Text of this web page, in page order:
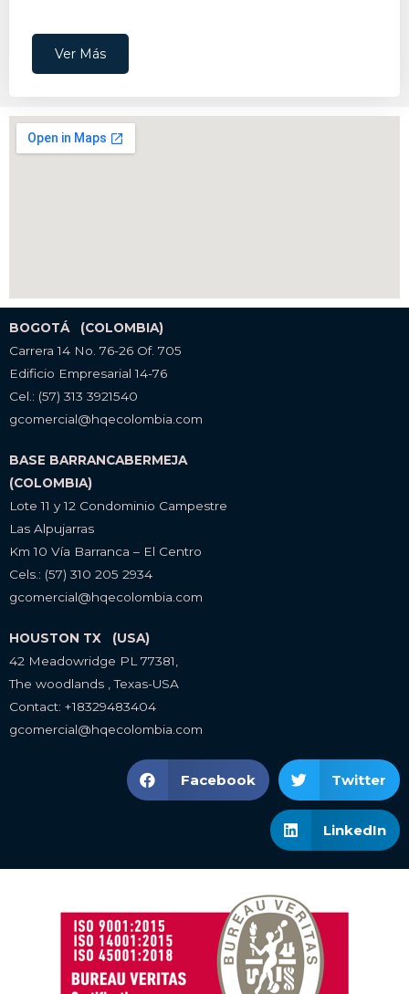
Ver Más
BOGOTÁ (COLOMBIA)
Carrera 14 No. 76-26 Of. 705
Edificio Empresarial 14-76
Cel.: (57) 313 3921540
gcomercial@hqecolombia.com
BASE BARRANCABERMEJA
(COLOMBIA)
Lote 11 y 12 Condominio Campestre
Las Alpujarras
Km 10 Vía Barranca – El Centro
Cels.: (57) 310 205 2934
gcomercial@hqecolombia.com
HOUSTON TX (USA)
42 Meadowridge PL 77381,
The woodlands , Texas-USA
Contact: +18329483404
gcomercial@hqecolombia.com
Facebook Twitter
LinkedIn